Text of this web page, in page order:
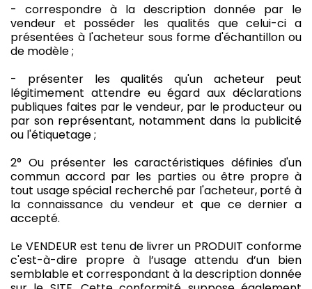
- correspondre à la description donnée par le
vendeur et posséder les qualités que celui-ci a
présentées à l'acheteur sous forme d'échantillon ou
de modèle ;
- présenter les qualités qu'un acheteur peut
légitimement attendre eu égard aux déclarations
publiques faites par le vendeur, par le producteur ou
par son représentant, notamment dans la publicité
ou l'étiquetage ;
2° Ou présenter les caractéristiques définies d'un
commun accord par les parties ou être propre à
tout usage spécial recherché par l'acheteur, porté à
la connaissance du vendeur et que ce dernier a
accepté.
Le VENDEUR est tenu de livrer un PRODUIT conforme
c'est-à-dire propre à l’usage attendu d’un bien
semblable et correspondant à la description donnée